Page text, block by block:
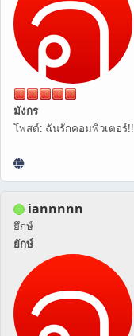
มังกร
โพสต์: ฉันรักคอมพิวเตอร์!!
iannnnn
ยึกษ์
ยักษ์